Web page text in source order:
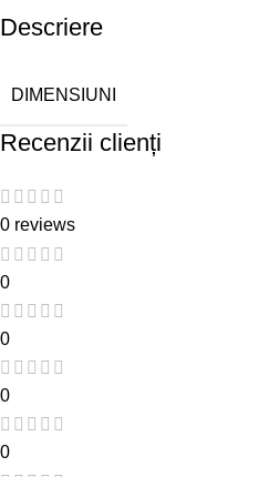
Descriere
DIMENSIUNI
Recenzii clienți
0 reviews
0
0
0
0